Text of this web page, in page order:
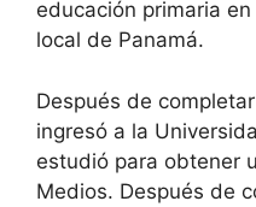
educación primaria
local de Panamá.
Después de
ingresó a la
estudió para obtener
Medios. Después de